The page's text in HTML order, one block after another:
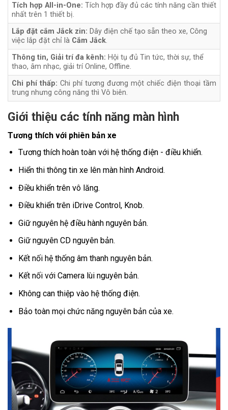
Tích hợp All-in-One: Tích hợp đầy đủ các tính năng cần thiết
nhất trên 1 thiết bị.
Lắp đặt cắm Jắck zin: Dây điện chế tạo sẵn theo xe, Công
việc lắp đặt chỉ là Cắm Jắck.
Thông tin, Giải trí đa kênh: Hội tụ đủ Tin tức, thời sự, thể
thao, âm nhạc, giải trí Online, Offline.
Chi phí thấp: Chi phí tương đương một chiếc điện thoại tầm
trung nhưng công năng thì Vô biên.
Giới thiệu các tính năng màn hình
Tương thích với phiên bản xe
Tương thích hoàn toàn với hệ thống điện - điều khiển.
Hiển thi thông tin xe lên màn hình Android.
Điều khiển trên vô lăng.
Điều khiển trên iDrive Control, Knob.
Giữ nguyên hệ điều hành nguyên bản.
Giữ nguyên CD nguyên bản.
Kết nối hệ thống âm thanh nguyên bản.
Kết nối với Camera lùi nguyên bản.
Không can thiệp vào hệ thống điện.
Bảo toàn mọi chức năng nguyên bản của xe.